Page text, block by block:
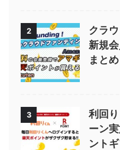
2
クラ
新規
まとめ
3
利回
ーン
ント